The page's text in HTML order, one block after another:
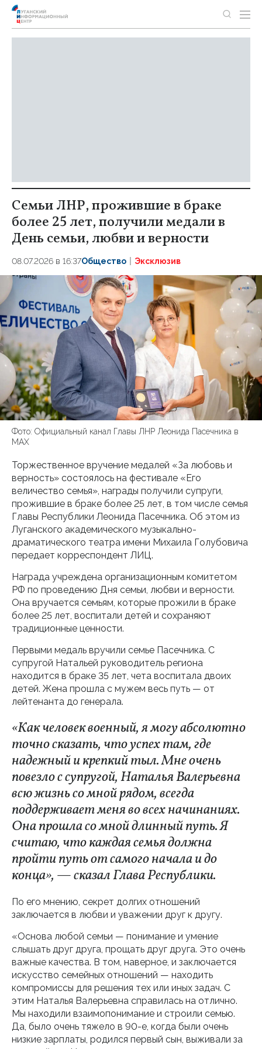
Семьи ЛНР, прожившие в браке
более 25 лет, получили медали в
День семьи, любви и верности
08.07.2026 в 16:37Общество Эксклюзив
Фото: Официальный канал Главы ЛНР Леонида Пасечника в
МАХ
Торжественное вручение медалей «За любовь и
верность» состоялось на фестивале «Его
величество семья», награды получили супруги,
прожившие в браке более 25 лет, в том числе семья
Главы Республики Леонида Пасечника. Об этом из
Луганского академического музыкально-
драматического театра имени Михаила Голубовича
передает корреспондент ЛИЦ.
Награда учреждена организационным комитетом
РФ по проведению Дня семьи, любви и верности.
Она вручается семьям, которые прожили в браке
более 25 лет, воспитали детей и сохраняют
традиционные ценности.
Первыми медаль вручили семье Пасечника. С
супругой Натальей руководитель региона
находится в браке 35 лет, чета воспитала двоих
детей. Жена прошла с мужем весь путь — от
лейтенанта до генерала.
«Как человек военный, я могу абсолютно
точно сказать, что успех там, где
надежный и крепкий тыл. Мне очень
повезло с супругой, Наталья Валерьевна
всю жизнь со мной рядом, всегда
поддерживает меня во всех начинаниях.
Она прошла со мной длинный путь. Я
считаю, что каждая семья должна
пройти путь от самого начала и до
конца», — сказал Глава Республики.
По его мнению, секрет долгих отношений
заключается в любви и уважении друг к другу.
«Основа любой семьи — понимание и умение
слышать друг друга, прощать друг друга. Это очень
важные качества. В том, наверное, и заключается
искусство семейных отношений — находить
компромиссы для решения тех или иных задач. С
этим Наталья Валерьевна справилась на отлично.
Мы находили взаимопонимание и строили семью.
Да, было очень тяжело в 90-е, когда были очень
низкие зарплаты, родился первый сын, выживали за